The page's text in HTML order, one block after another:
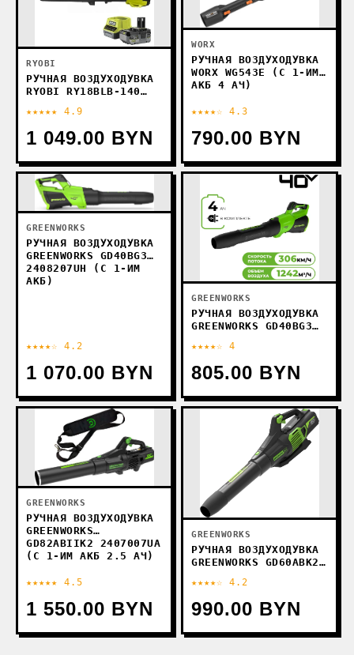
RYOBI
РУЧНАЯ ВОЗДУХОДУВКА
RYOBI RY18BLB-140
АКБ)
★★★★★ 4.9
1 049.00 BYN
WORX
РУЧНАЯ ВОЗДУХОДУВКА
WORX WG543E (С 1-ИМ
АКБ 4 АЧ)
★★★★☆ 4.3
790.00 BYN
GREENWORKS
РУЧНАЯ ВОЗДУХОДУВКА
GREENWORKS GD40BG3
2408207UH (С 1-ИМ
АКБ)
★★★★☆ 4.2
1 070.00 BYN
GREENWORKS
РУЧНАЯ ВОЗДУХОДУВКА
GREENWORKS GD40BG3
АКБ)
★★★★☆ 4
805.00 BYN
GREENWORKS
РУЧНАЯ ВОЗДУХОДУВКА
GREENWORKS
GD82ABIIK2 2407007UA
(С 1-ИМ АКБ 2.5 АЧ)
★★★★★ 4.5
1 550.00 BYN
GREENWORKS
РУЧНАЯ ВОЗДУХОДУВКА
GREENWORKS GD60ABK2
АКБ 2 АЧ)
★★★★☆ 4.2
990.00 BYN